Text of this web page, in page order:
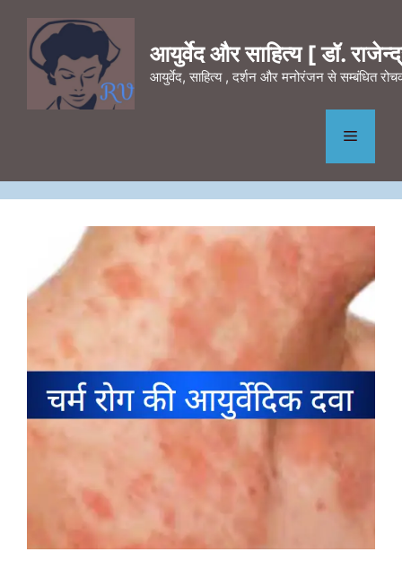
content
आयुर्वेद और साहित्य [ डॉ.
आयुर्वेद, साहित्य , दर्शन और मनोरंजन से सम्बंधित
Menu